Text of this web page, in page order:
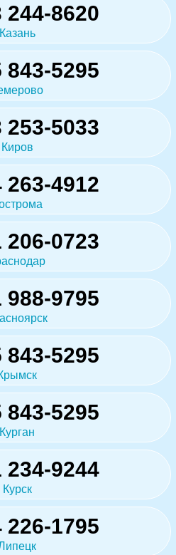
244-8620
Казань
843-5295
253-5033
Киров
263-4912
206-0723
988-9795
843-5295
843-5295
Курган
234-9244
Курск
226-1795